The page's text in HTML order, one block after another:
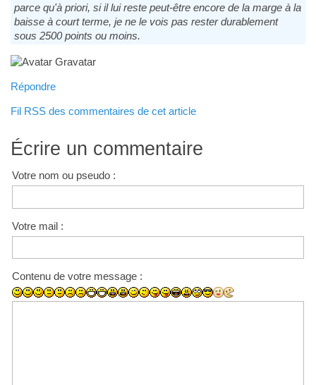
parce qu'à priori, si il lui reste peut-être encore de la marge à la
baisse à court terme, je ne le vois pas rester durablement
sous 2500 points ou moins.
Répondre
Fil RSS des commentaires de cet article
Écrire un commentaire
Votre nom ou pseudo :
Votre mail :
Contenu de votre message :